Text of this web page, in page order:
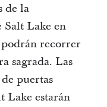
de la
Salt Lake en
podrán recorrer
sagrada. Las
puertas
Lake estarán